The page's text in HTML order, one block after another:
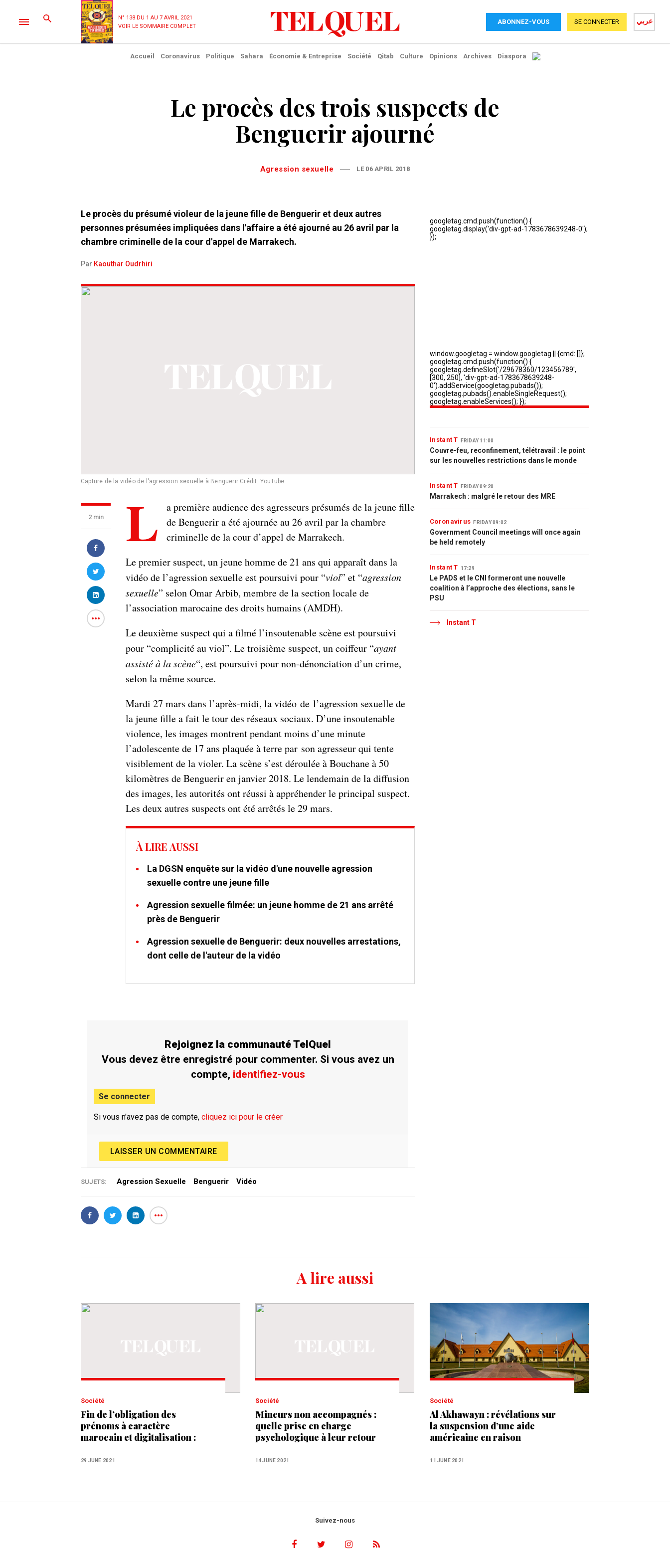
N° 138 DU 1 AU 7 AVRIL 2021
VOIR LE SOMMAIRE COMPLET
ABONNEZ-VOUS عربي SE CONNECTER
Accueil Coronavirus Politique Sahara Économie & Entreprise Société Qitab Culture Opinions Archives Diaspora
Le procès des trois suspects de
Benguerir ajourné
Agression sexuelle LE 06 APRIL 2018
Le procès du présumé violeur de la jeune fille de Benguerir et deux autres
personnes présumées impliquées dans l'affaire a été ajourné au 26 avril par la
chambre criminelle de la cour d'appel de Marrakech.
Par Kaouthar Oudrhiri
Capture de la vidéo de l'agression sexuelle à Benguerir Crédit: YouTube
2 min L
a première audience des agresseurs présumés de la jeune fille
de Benguerir a été ajournée au 26 avril par la chambre
criminelle de la cour d’appel de Marrakech.
Le premier suspect, un jeune homme de 21 ans qui apparaît dans la
vidéo de l’agression sexuelle est poursuivi pour “viol” et “agression
sexuelle” selon Omar Arbib, membre de la section locale de
l’association marocaine des droits humains (AMDH).
Le deuxième suspect qui a filmé l’insoutenable scène est poursuivi
pour “complicité au viol”. Le troisième suspect, un coiffeur “ayant
assisté à la scène“, est poursuivi pour non-dénonciation d’un crime,
selon la même source.
Mardi 27 mars dans l’après-midi, la vidéo de l’agression sexuelle de
la jeune fille a fait le tour des réseaux sociaux. D’une insoutenable
violence, les images montrent pendant moins d’une minute
l’adolescente de 17 ans plaquée à terre par son agresseur qui tente
visiblement de la violer. La scène s’est déroulée à Bouchane à 50
kilomètres de Benguerir en janvier 2018. Le lendemain de la diffusion
des images, les autorités ont réussi à appréhender le principal suspect.
Les deux autres suspects ont été arrêtés le 29 mars.
À LIRE AUSSI
La DGSN enquête sur la vidéo d'une nouvelle agression
sexuelle contre une jeune fille
Agression sexuelle filmée: un jeune homme de 21 ans arrêté
près de Benguerir
Agression sexuelle de Benguerir: deux nouvelles arrestations,
dont celle de l'auteur de la vidéo
Rejoignez la communauté TelQuel
Vous devez être enregistré pour commenter. Si vous avez un
compte, identifiez-vous
Se connecter
Si vous n'avez pas de compte,cliquez ici pour le créer
LAISSER UN COMMENTAIRE
SUJETS: Agression Sexuelle Benguerir Vidéo
Instant T FRIDAY 11:00
Couvre-feu, reconfinement, télétravail : le point
sur les nouvelles restrictions dans le monde
Instant T FRIDAY 09:20
Marrakech : malgré le retour des MRE
Coronavirus FRIDAY 09:02
Government Council meetings will once again
be held remotely
Instant T 17:29
Le PADS et le CNI formeront une nouvelle
coalition à l’approche des élections, sans le
PSU
Instant T
A lire aussi
Société
Fin de l’obligation des
prénoms à caractère
marocain et digitalisation :
réforme du Code civil
29 JUNE 2021
Société
Mineurs non accompagnés :
quelle prise en charge
psychologique à leur retour
14 JUNE 2021
Société
Al Akhawayn : révélations sur
la suspension d’une aide
américaine en raison
11 JUNE 2021
Suivez-nous